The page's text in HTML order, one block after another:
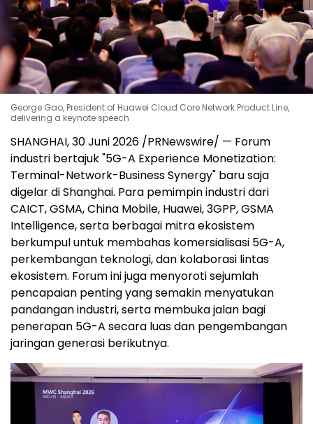
George Gao, President of Huawei Cloud Core Network Product Line,
delivering a keynote speech
SHANGHAI, 30 Juni 2026 /PRNewswire/ — Forum
industri bertajuk "5G-A Experience Monetization:
Terminal-Network-Business Synergy" baru saja
digelar di Shanghai. Para pemimpin industri dari
CAICT, GSMA, China Mobile, Huawei, 3GPP, GSMA
Intelligence, serta berbagai mitra ekosistem
berkumpul untuk membahas komersialisasi 5G-A,
perkembangan teknologi, dan kolaborasi lintas
ekosistem. Forum ini juga menyoroti sejumlah
pencapaian penting yang semakin menyatukan
pandangan industri, serta membuka jalan bagi
penerapan 5G-A secara luas dan pengembangan
jaringan generasi berikutnya.